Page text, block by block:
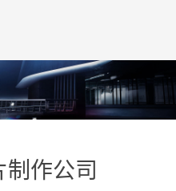
作公司